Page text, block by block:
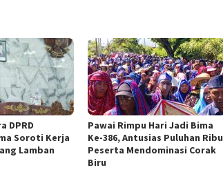
DPRD
Soroti Kerja
Lamban
Pawai Rimpu Hari Jadi Bima
Ke-386, Antusias Puluhan Ribu
Peserta Mendominasi Corak
Biru